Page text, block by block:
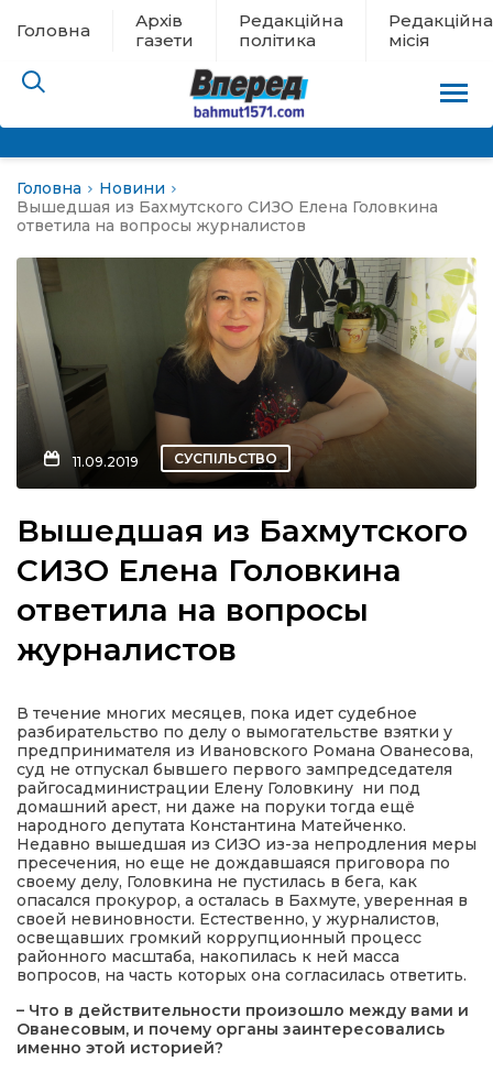
Головна
Архів
газети
Редакційна
політика
Редакційна
місія
евакуації
новини
політика
місія
Головна
Новини
Вышедшая из Бахмутского СИЗО Елена Головкина
ответила на вопросы журналистов
11.09.2019 СУСПІЛЬСТВО
Вышедшая из Бахмутского
СИЗО Елена Головкина
ответила на вопросы
журналистов
В течение многих месяцев, пока идет судебное
разбирательство по делу о вымогательстве взятки у
предпринимателя из Ивановского Романа Ованесова,
суд не отпускал бывшего первого зампредседателя
райгосадминистрации Елену Головкину ни под
домашний арест, ни даже на поруки тогда ещё
народного депутата Константина Матейченко.
Недавно вышедшая из СИЗО из-за непродления меры
пресечения, но еще не дождавшаяся приговора по
своему делу, Головкина не пустилась в бега, как
опасался прокурор, а осталась в Бахмуте, уверенная в
своей невиновности. Естественно, у журналистов,
освещавших громкий коррупционный процесс
районного масштаба, накопилась к ней масса
вопросов, на часть которых она согласилась ответить.
– Что в действительности произошло между вами и
Ованесовым, и почему органы заинтересовались
именно этой историей?